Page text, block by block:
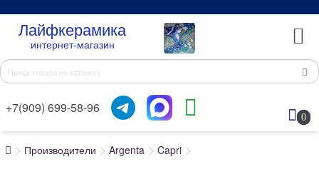
Лайфкерамика
интернет-магазин
+7(909) 699-58-96
0
Производители Argenta Capri